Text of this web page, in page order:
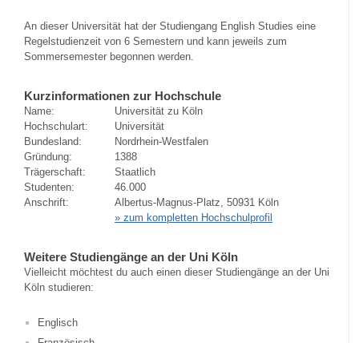
An dieser Universität hat der Studiengang English Studies eine
Regelstudienzeit von 6 Semestern und kann jeweils zum
Sommersemester begonnen werden.
Kurzinformationen zur Hochschule
Name:
Universität zu Köln
Hochschulart:
Universität
Bundesland:
Nordrhein-Westfalen
Gründung:
1388
Trägerschaft:
Staatlich
Studenten:
46.000
Anschrift:
Albertus-Magnus-Platz, 50931 Köln
» zum kompletten Hochschulprofil
Weitere Studiengänge an der Uni Köln
Vielleicht möchtest du auch einen dieser Studiengänge an der Uni
Köln studieren:
Englisch